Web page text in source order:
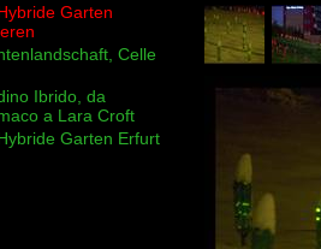
Garten
Celle
Ibrido, da
a Lara Croft
Garten Erfurt